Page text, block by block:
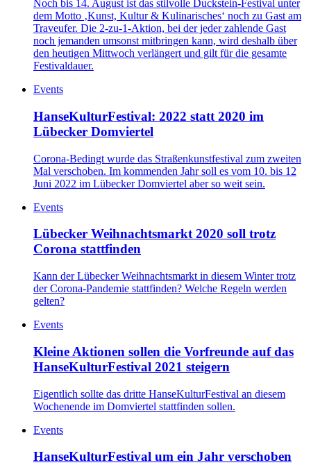
Noch bis 14. August ist das stilvolle Duckstein-Festival unter
dem Motto ‚Kunst, Kultur & Kulinarisches‘ noch zu Gast am
Traveufer. Die 2-zu-1-Aktion, bei der jeder zahlende Gast
noch jemanden umsonst mitbringen kann, wird deshalb über
den heutigen Mittwoch verlängert und gilt für die gesamte
Festivaldauer.
Events
HanseKulturFestival: 2022 statt 2020 im
Lübecker Domviertel
Corona-Bedingt wurde das Straßenkunstfestival zum zweiten
Mal verschoben. Im kommenden Jahr soll es vom 10. bis 12
Juni 2022 im Lübecker Domviertel aber so weit sein.
Events
Lübecker Weihnachtsmarkt 2020 soll trotz
Corona stattfinden
Kann der Lübecker Weihnachtsmarkt in diesem Winter trotz
der Corona-Pandemie stattfinden? Welche Regeln werden
gelten?
Events
Kleine Aktionen sollen die Vorfreunde auf das
HanseKulturFestival 2021 steigern
Eigentlich sollte das dritte HanseKulturFestival an diesem
Wochenende im Domviertel stattfinden sollen.
Events
HanseKulturFestival um ein Jahr verschoben